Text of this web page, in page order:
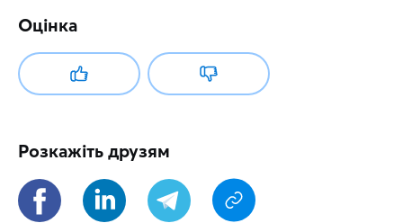
Оцінка
Розкажіть друзям